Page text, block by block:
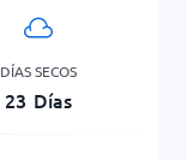
DÍAS SECOS
23 Días